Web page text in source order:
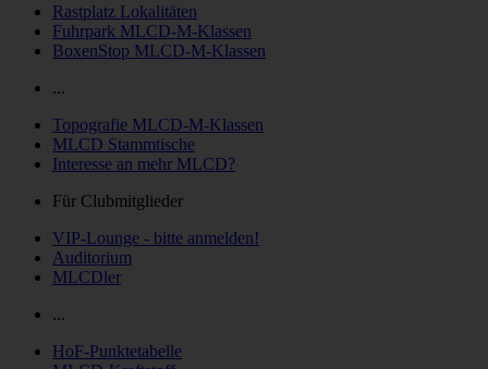
Rastplatz Lokalitäten
Fuhrpark MLCD-M-Klassen
BoxenStop MLCD-M-Klassen
...
Topografie MLCD-M-Klassen
MLCD Stammtische
Interesse an mehr MLCD?
Für Clubmitglieder
VIP-Lounge - bitte anmelden!
Auditorium
MLCDler
...
HoF-Punktetabelle